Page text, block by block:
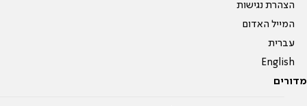
הצהרת נגישות
המייל האדום
עברית
English
מדורים